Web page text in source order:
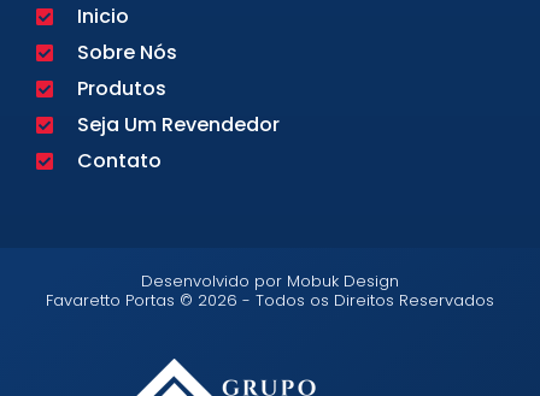
Inicio
Sobre Nós
Produtos
Seja Um Revendedor
Contato
Desenvolvido por Mobuk Design
Favaretto Portas © 2026 - Todos os Direitos Reservados